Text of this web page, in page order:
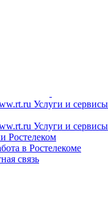
Услуги и сервисы
Услуги и сервисы
Ростелеком
в Ростелекоме
связь